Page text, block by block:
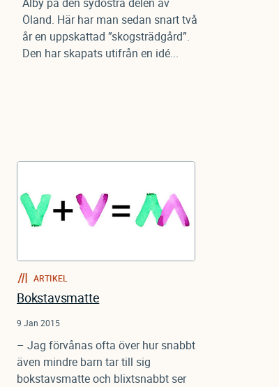
Öland. Här har man sedan snart två
år en uppskattad ”skogsträdgård”.
Den har skapats utifrån en idé...
ARTIKEL
Bokstavsmatte
9 Jan 2015
– Jag förvånas ofta över hur snabbt
även mindre barn tar till sig
bokstavsmatte och blixtsnabbt ser